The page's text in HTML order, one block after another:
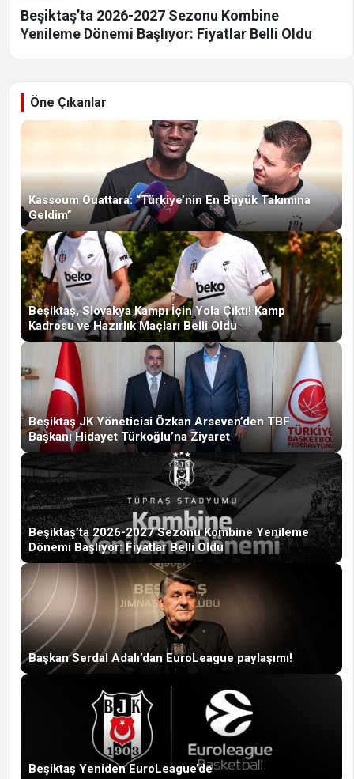
Beşiktaş’ta 2026-2027 Sezonu Kombine
Yenileme Dönemi Başlıyor: Fiyatlar Belli Oldu
Öne Çıkanlar
Kassoum Ouattara: “Türkiye’nin En Büyük Takımına
Geldim”
Beşiktaş, Slovakya Kampı İçin Yola Çıktı! Kamp
Kadrosu ve Hazırlık Maçları Belli Oldu
Beşiktaş JK Yöneticisi Özkan Arseven’den TBF
Başkanı Hidayet Türkoğlu’na Ziyaret
Beşiktaş’ta 2026-2027 Sezonu Kombine Yenileme
Dönemi Başlıyor: Fiyatlar Belli Oldu
Başkan Serdal Adalı’dan EuroLeague paylaşımı!
Beşiktaş Yeniden EuroLeague’de